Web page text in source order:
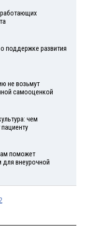
работающих
поддержке развития
не возьмут
самооценкой
чем
поможет
для внеурочной